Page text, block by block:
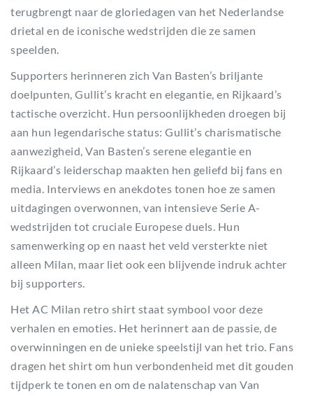
terugbrengt naar de gloriedagen van het Nederlandse
drietal en de iconische wedstrijden die ze samen
speelden.
Supporters herinneren zich Van Basten’s briljante
doelpunten, Gullit’s kracht en elegantie, en Rijkaard’s
tactische overzicht. Hun persoonlijkheden droegen bij
aan hun legendarische status: Gullit’s charismatische
aanwezigheid, Van Basten’s serene elegantie en
Rijkaard’s leiderschap maakten hen geliefd bij fans en
media. Interviews en anekdotes tonen hoe ze samen
uitdagingen overwonnen, van intensieve Serie A-
wedstrijden tot cruciale Europese duels. Hun
samenwerking op en naast het veld versterkte niet
alleen Milan, maar liet ook een blijvende indruk achter
bij supporters.
Het AC Milan retro shirt staat symbool voor deze
verhalen en emoties. Het herinnert aan de passie, de
overwinningen en de unieke speelstijl van het trio. Fans
dragen het shirt om hun verbondenheid met dit gouden
tijdperk te tonen en om de nalatenschap van Van